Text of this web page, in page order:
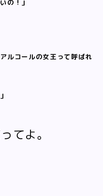
の！」
ルコールの女王って呼ばれ
てよ。